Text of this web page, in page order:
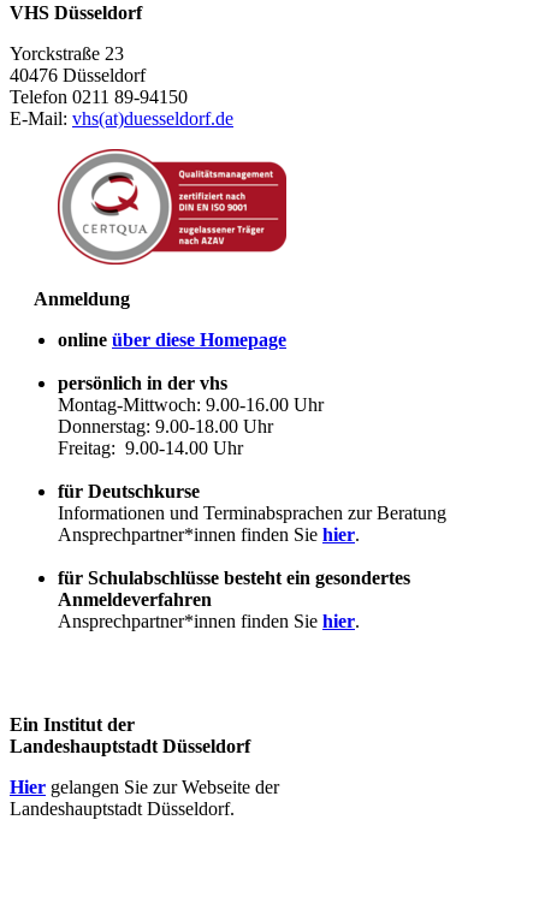
VHS Düsseldorf
Yorckstraße 23
40476 Düsseldorf
Telefon 0211 89-94150
E-Mail: vhs(at)duesseldorf.de
Anmeldung
online über diese Homepage
persönlich in der vhs
Montag-Mittwoch: 9.00-16.00 Uhr
Donnerstag: 9.00-18.00 Uhr
Freitag: 9.00-14.00 Uhr
für Deutschkurse
Informationen und Terminabsprachen zur Beratung
Ansprechpartner*innen finden Sie hier.
für Schulabschlüsse besteht ein gesondertes
Anmeldeverfahren
Ansprechpartner*innen finden Sie hier.
Ein Institut der
Landeshauptstadt Düsseldorf
Hier gelangen Sie zur Webseite der
Landeshauptstadt Düsseldorf.